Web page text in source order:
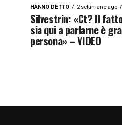
HANNO DETTO 2 settimane ago
Silvestrin: «Ct? Il
sia qui a parlarne è
persona» – VIDEO